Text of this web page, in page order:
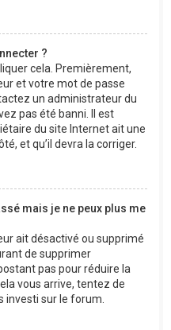
?
cela. Premièrement,
et votre mot de passe
un administrateur du
pas été banni. Il est
du site Internet ait une
et qu’il devra la corriger.
mais je ne peux plus me
ait désactivé ou supprimé
de supprimer
pas pour réduire la
vous arrive, tentez de
investi sur le forum.